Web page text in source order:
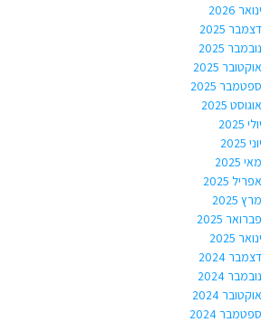
ינואר 2026
דצמבר 2025
נובמבר 2025
אוקטובר 2025
ספטמבר 2025
אוגוסט 2025
יולי 2025
יוני 2025
מאי 2025
אפריל 2025
מרץ 2025
פברואר 2025
ינואר 2025
דצמבר 2024
נובמבר 2024
אוקטובר 2024
ספטמבר 2024